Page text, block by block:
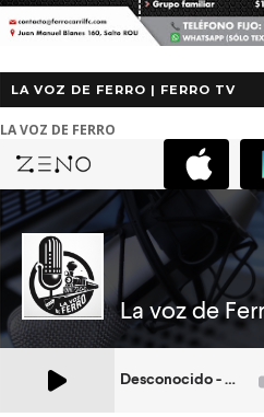
LA VOZ DE FERRO | FERRO TV
LA VOZ DE FERRO